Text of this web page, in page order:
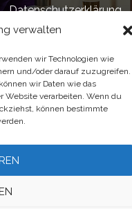
verwalten
wir Technologien wie
und/oder darauf zuzugreifen.
wir Daten wie das
Website verarbeiten. Wenn du
können bestimmte
Datenschutzerklärung